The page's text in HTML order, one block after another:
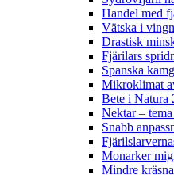
Handel med
Vätska i
Drastisk
Fjärilars
Spanska
Mikroklimat
Bete i Natura
Nektar –
Snabb
Monarker
Mindre